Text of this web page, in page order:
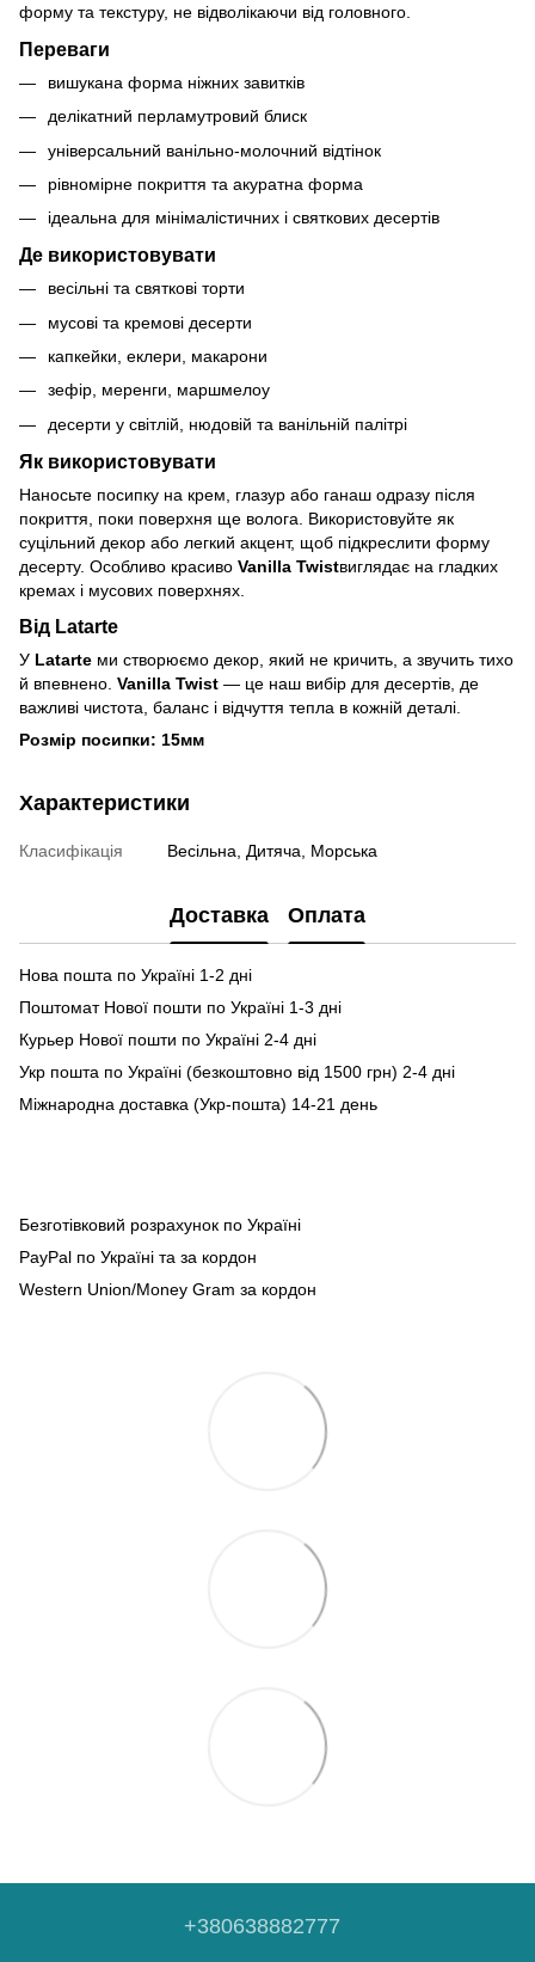
форму та текстуру, не відволікаючи від головного.
Переваги
вишукана форма ніжних завитків
делікатний перламутровий блиск
універсальний ванільно-молочний відтінок
рівномірне покриття та акуратна форма
ідеальна для мінімалістичних і святкових десертів
Де використовувати
весільні та святкові торти
мусові та кремові десерти
капкейки, еклери, макарони
зефір, меренги, маршмелоу
десерти у світлій, нюдовій та ванільній палітрі
Як використовувати
Наносьте посипку на крем, глазур або ганаш одразу після
покриття, поки поверхня ще волога. Використовуйте як
суцільний декор або легкий акцент, щоб підкреслити форму
десерту. Особливо красиво Vanilla Twistвиглядає на гладких
кремах і мусових поверхнях.
Від Latarte
У Latarte ми створюємо декор, який не кричить, а звучить тихо
й впевнено. Vanilla Twist — це наш вибір для десертів, де
важливі чистота, баланс і відчуття тепла в кожній деталі.
Розмір посипки: 15мм
Характеристики
Класифікація Весільна, Дитяча, Морська
Доставка Оплата
Нова пошта по Україні 1-2 дні
Поштомат Нової пошти по Україні 1-3 дні
Курьер Нової пошти по Україні 2-4 дні
Укр пошта по Україні (безкоштовно від 1500 грн) 2-4 дні
Міжнародна доставка (Укр-пошта) 14-21 день
Безготівковий розрахунок по Україні
PayPal по Україні та за кордон
Western Union/Money Gram за кордон
+380638882777